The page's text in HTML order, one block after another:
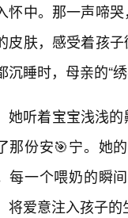
怀中。那一声啼
皮肤，感受着孩
沉睡时，母亲的“绣
她听着宝宝浅浅
那份安🎯宁。她
每一个喂奶的瞬
将爱意注入孩子的